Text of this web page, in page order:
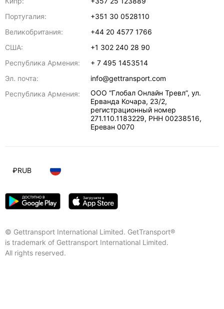
Португалия:
+351 30 0528110
Великобритания:
+44 20 4577 1766
США:
+1 302 240 28 90
Республика Армения:
+ 7 495 1453514
Эл. почта:
info@gettransport.com
Республика Армения:
ООО “Глобал Онлайн Тревл”, ул.
Ерванда Кочара, 23/2,
регистрационный номер
271.110.1183229, РНН 00238516,
Ереван 0070
© Gettransport International Limited. GetTransport®
is trademark of Gettransport International Limited.
All rights reserved.
₽RUB